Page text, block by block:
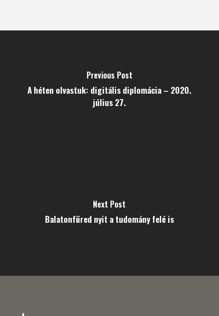
Previous Post
A héten olvastuk: digitális diplomácia – 2020.
július 27.
Next Post
Balatonfüred nyit a tudomány felé is